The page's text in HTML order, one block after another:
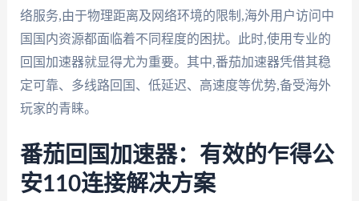
络服务,由于物理距离及网络环境的限制,海外用户访问中
国国内资源都面临着不同程度的困扰。此时,使用专业的
回国加速器就显得尤为重要。其中,番茄加速器凭借其稳
定可靠、多线路回国、低延迟、高速度等优势,备受海外
玩家的青睐。
番茄回国加速器：有效的乍得公
安110连接解决方案